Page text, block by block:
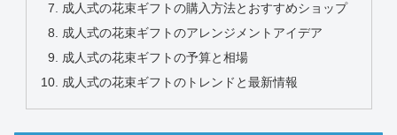
成人式の花束ギフトの購入方法とおすすめショップ
成人式の花束ギフトのアレンジメントアイデア
成人式の花束ギフトの予算と相場
成人式の花束ギフトのトレンドと最新情報